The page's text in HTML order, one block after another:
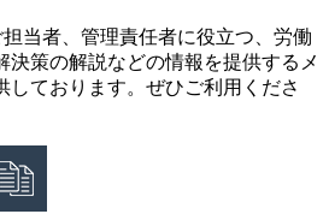
担当者、管理責任者に役立つ、労働
決策の解説などの情報を提供するメ
しております。ぜひご利用くださ